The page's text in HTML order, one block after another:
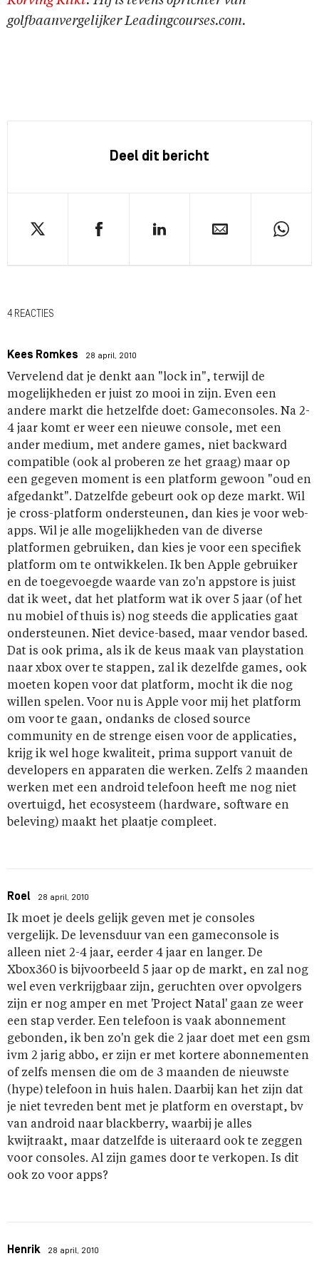
golfbaanvergelijker Leadingcourses.com.
Deel dit bericht
4 REACTIES
Kees Romkes 28 april, 2010
Vervelend dat je denkt aan "lock in", terwijl de
mogelijkheden er juist zo mooi in zijn. Even een
andere markt die hetzelfde doet: Gameconsoles. Na 2-
4 jaar komt er weer een nieuwe console, met een
ander medium, met andere games, niet backward
compatible (ook al proberen ze het graag) maar op
een gegeven moment is een platform gewoon "oud en
afgedankt". Datzelfde gebeurt ook op deze markt. Wil
je cross-platform ondersteunen, dan kies je voor web-
apps. Wil je alle mogelijkheden van de diverse
platformen gebruiken, dan kies je voor een specifiek
platform om te ontwikkelen. Ik ben Apple gebruiker
en de toegevoegde waarde van zo'n appstore is juist
dat ik weet, dat het platform wat ik over 5 jaar (of het
nu mobiel of thuis is) nog steeds die applicaties gaat
ondersteunen. Niet device-based, maar vendor based.
Dat is ook prima, als ik de keus maak van playstation
naar xbox over te stappen, zal ik dezelfde games, ook
moeten kopen voor dat platform, mocht ik die nog
willen spelen. Voor nu is Apple voor mij het platform
om voor te gaan, ondanks de closed source
community en de strenge eisen voor de applicaties,
krijg ik wel hoge kwaliteit, prima support vanuit de
developers en apparaten die werken. Zelfs 2 maanden
werken met een android telefoon heeft me nog niet
overtuigd, het ecosysteem (hardware, software en
beleving) maakt het plaatje compleet.
Roel 28 april, 2010
Ik moet je deels gelijk geven met je consoles
vergelijk. De levensduur van een gameconsole is
alleen niet 2-4 jaar, eerder 4 jaar en langer. De
Xbox360 is bijvoorbeeld 5 jaar op de markt, en zal nog
wel even verkrijgbaar zijn, geruchten over opvolgers
zijn er nog amper en met 'Project Natal' gaan ze weer
een stap verder. Een telefoon is vaak abonnement
gebonden, ik ben zo'n gek die 2 jaar doet met een gsm
ivm 2 jarig abbo, er zijn er met kortere abonnementen
of zelfs mensen die om de 3 maanden de nieuwste
(hype) telefoon in huis halen. Daarbij kan het zijn dat
je niet tevreden bent met je platform en overstapt, bv
van android naar blackberry, waarbij je alles
kwijtraakt, maar datzelfde is uiteraard ook te zeggen
voor consoles. Al zijn games door te verkopen. Is dit
ook zo voor apps?
Henrik 28 april, 2010